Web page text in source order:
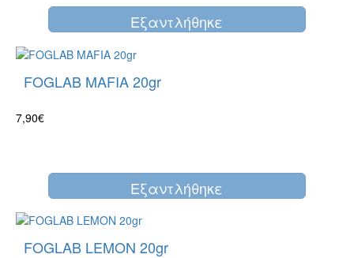
Eξαντλήθηκε
FOGLAB MAFIA 20gr
7,90€
Eξαντλήθηκε
FOGLAB LEMON 20gr